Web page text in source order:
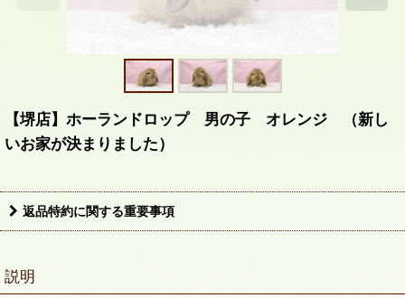
【堺店】ホーランドロップ 男の子 オレンジ （新し
いお家が決まりました）
返品特約に関する重要事項
説明